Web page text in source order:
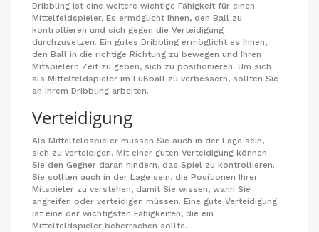
Dribbling ist eine weitere wichtige Fähigkeit für einen
Mittelfeldspieler. Es ermöglicht Ihnen, den Ball zu
kontrollieren und sich gegen die Verteidigung
durchzusetzen. Ein gutes Dribbling ermöglicht es Ihnen,
den Ball in die richtige Richtung zu bewegen und Ihren
Mitspielern Zeit zu geben, sich zu positionieren. Um sich
als Mittelfeldspieler im Fußball zu verbessern, sollten Sie
an Ihrem Dribbling arbeiten.
Verteidigung
Als Mittelfeldspieler müssen Sie auch in der Lage sein,
sich zu verteidigen. Mit einer guten Verteidigung können
Sie den Gegner daran hindern, das Spiel zu kontrollieren.
Sie sollten auch in der Lage sein, die Positionen Ihrer
Mitspieler zu verstehen, damit Sie wissen, wann Sie
angreifen oder verteidigen müssen. Eine gute Verteidigung
ist eine der wichtigsten Fähigkeiten, die ein
Mittelfeldspieler beherrschen sollte.